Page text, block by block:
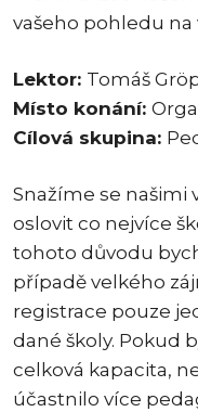
vašeho pohledu na
Lektor: Tomáš
Místo konání:
Cílová skupina:
Snažíme se našimi
oslovit co nejvíce
tohoto důvodu
případě velkého
registrace pouze
dané školy. Pokud
celková kapacita,
účastnilo více